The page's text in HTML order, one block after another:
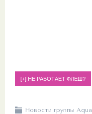
Новости группы Aqua